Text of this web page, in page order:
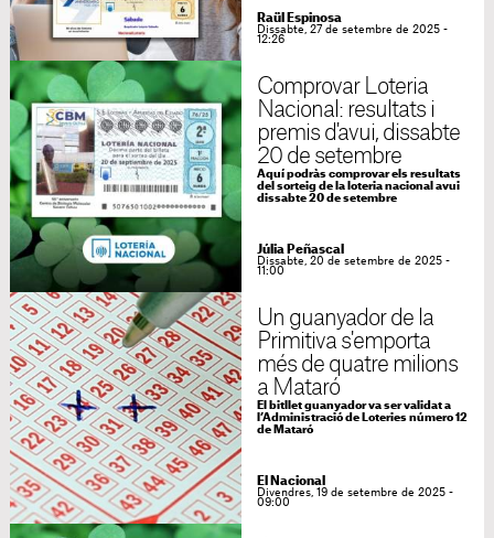
Raül Espinosa
Dissabte, 27 de setembre de 2025 -
12:26
Comprovar Loteria
Nacional: resultats i
premis d'avui, dissabte
20 de setembre
Aquí podràs comprovar els resultats
del sorteig de la loteria nacional avui
dissabte 20 de setembre
Júlia Peñascal
Dissabte, 20 de setembre de 2025 -
11:00
Un guanyador de la
Primitiva s'emporta
més de quatre milions
a Mataró
El bitllet guanyador va ser validat a
l’Administració de Loteries número 12
de Mataró
El Nacional
Divendres, 19 de setembre de 2025 -
09:00